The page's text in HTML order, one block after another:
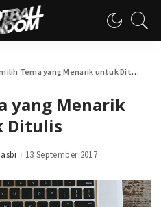
Tema yang Menarik untuk Ditulis
yang Menarik
Ditulis
13 September 2017